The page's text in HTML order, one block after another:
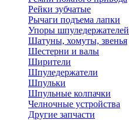
Рейки зубчатые
Рычаги подъема лапки
Упоры шпуледержателей
Шатуны, хомуты, звенья
Шестерни и валы
Ширители
Шпуледержатели
Шпульки
Шпульные колпачки
Челночные устройства
Другие запчасти